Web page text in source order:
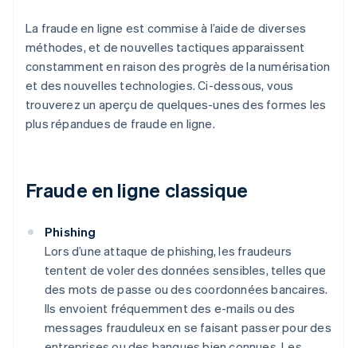
La fraude en ligne est commise à l’aide de diverses
méthodes, et de nouvelles tactiques apparaissent
constamment en raison des progrès de la numérisation
et des nouvelles technologies. Ci-dessous, vous
trouverez un aperçu de quelques-unes des formes les
plus répandues de fraude en ligne.
Fraude en ligne classique
Phishing
Lors d’une attaque de phishing, les fraudeurs
tentent de voler des données sensibles, telles que
des mots de passe ou des coordonnées bancaires.
Ils envoient fréquemment des e-mails ou des
messages frauduleux en se faisant passer pour des